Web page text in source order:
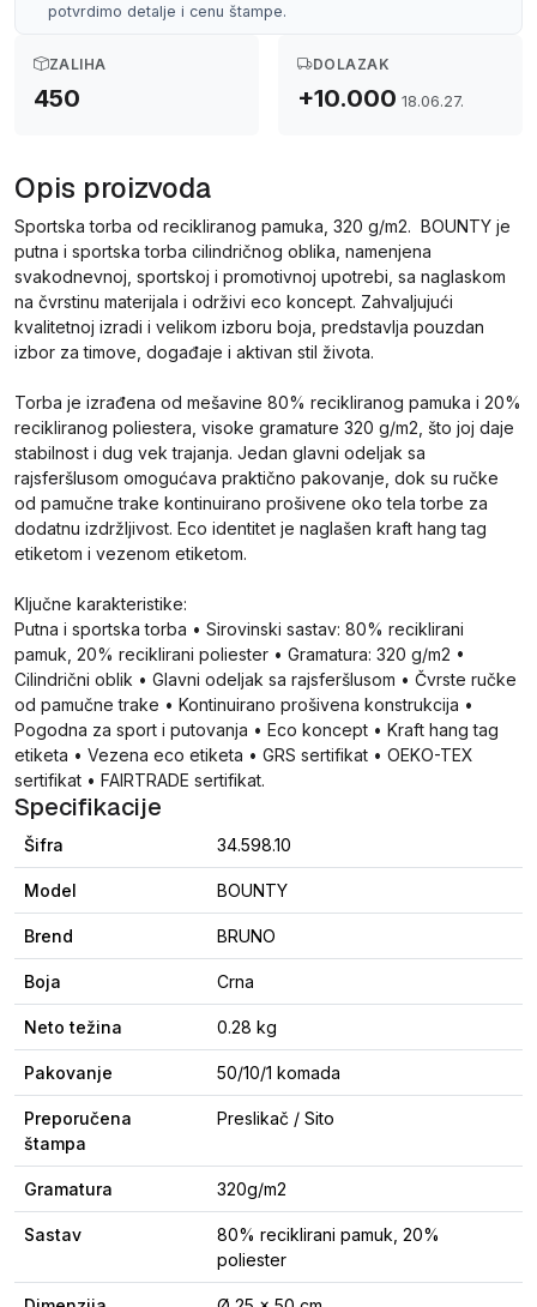
potvrdimo detalje i cenu štampe.
ZALIHA
450
DOLAZAK
+10.000 18.06.27.
Opis proizvoda
Sportska torba od recikliranog pamuka, 320 g/m2. BOUNTY je
putna i sportska torba cilindričnog oblika, namenjena
svakodnevnoj, sportskoj i promotivnoj upotrebi, sa naglaskom
na čvrstinu materijala i održivi eco koncept. Zahvaljujući
kvalitetnoj izradi i velikom izboru boja, predstavlja pouzdan
izbor za timove, događaje i aktivan stil života.
Torba je izrađena od mešavine 80% recikliranog pamuka i 20%
recikliranog poliestera, visoke gramature 320 g/m2, što joj daje
stabilnost i dug vek trajanja. Jedan glavni odeljak sa
rajsferšlusom omogućava praktično pakovanje, dok su ručke
od pamučne trake kontinuirano prošivene oko tela torbe za
dodatnu izdržljivost. Eco identitet je naglašen kraft hang tag
etiketom i vezenom etiketom.
Ključne karakteristike:
Putna i sportska torba • Sirovinski sastav: 80% reciklirani
pamuk, 20% reciklirani poliester • Gramatura: 320 g/m2 •
Cilindrični oblik • Glavni odeljak sa rajsferšlusom • Čvrste ručke
od pamučne trake • Kontinuirano prošivena konstrukcija •
Pogodna za sport i putovanja • Eco koncept • Kraft hang tag
etiketa • Vezena eco etiketa • GRS sertifikat • OEKO-TEX
sertifikat • FAIRTRADE sertifikat.
Specifikacije
Šifra 34.598.10
Model BOUNTY
Brend BRUNO
Boja Crna
Neto težina 0.28 kg
Pakovanje 50/10/1 komada
Preporučena
štampa
Preslikač / Sito
Gramatura 320g/m2
Sastav
80% reciklirani pamuk, 20%
poliester